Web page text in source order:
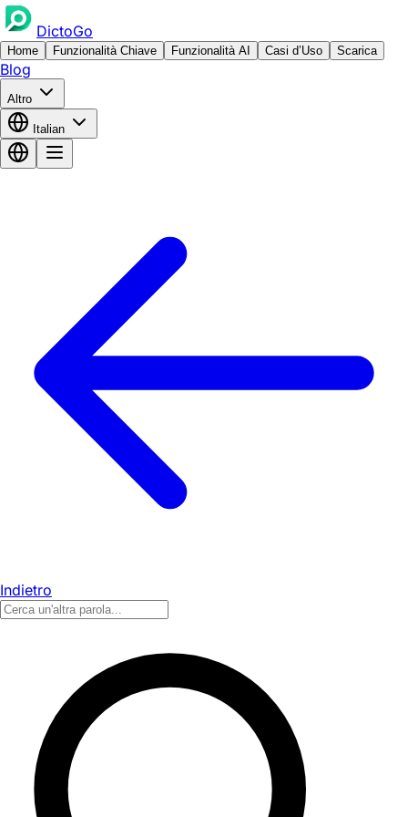
DictoGo
Home Funzionalità Chiave Funzionalità AI Casi d’Uso Scarica
Blog
Altro
Italian
Indietro